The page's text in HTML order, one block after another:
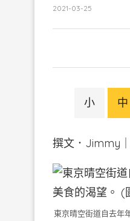
2021-03-25
小 中
撰文．Jimmy
東京晴空街道自去年